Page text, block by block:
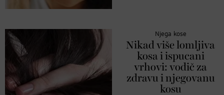
Njega kose
Nikad više lomljiva
kosa i ispucani
vrhovi: vodič za
zdravu i njegovanu
kosu